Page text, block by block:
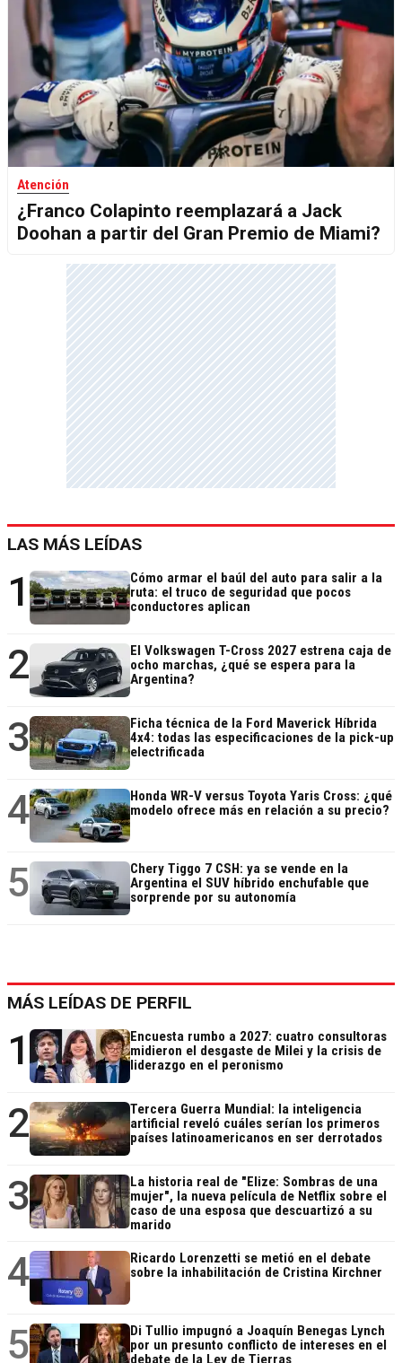
Atención
¿Franco Colapinto reemplazará a Jack
Doohan a partir del Gran Premio de Miami?
LAS MÁS LEÍDAS
1
Cómo armar el baúl del auto para salir a la
ruta: el truco de seguridad que pocos
conductores aplican
2
El Volkswagen T-Cross 2027 estrena caja de
ocho marchas, ¿qué se espera para la
Argentina?
3
Ficha técnica de la Ford Maverick Híbrida
4x4: todas las especificaciones de la pick-up
electrificada
4
Honda WR-V versus Toyota Yaris Cross: ¿qué
modelo ofrece más en relación a su precio?
5
Chery Tiggo 7 CSH: ya se vende en la
Argentina el SUV híbrido enchufable que
sorprende por su autonomía
MÁS LEÍDAS DE PERFIL
1
Encuesta rumbo a 2027: cuatro consultoras
midieron el desgaste de Milei y la crisis de
liderazgo en el peronismo
2
Tercera Guerra Mundial: la inteligencia
artificial reveló cuáles serían los primeros
países latinoamericanos en ser derrotados
3
La historia real de "Elize: Sombras de una
mujer", la nueva película de Netflix sobre el
caso de una esposa que descuartizó a su
marido
4
Ricardo Lorenzetti se metió en el debate
sobre la inhabilitación de Cristina Kirchner
5
Di Tullio impugnó a Joaquín Benegas Lynch
por un presunto conflicto de intereses en el
debate de la Ley de Tierras